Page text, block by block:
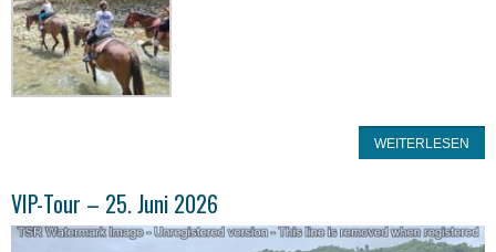
WEITERLESEN
VIP-Tour – 25. Juni 2026